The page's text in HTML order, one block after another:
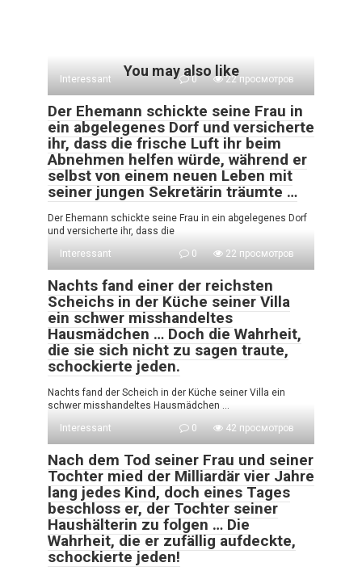
You may also like
Interessant 0 22 просмотров
Der Ehemann schickte seine Frau in
ein abgelegenes Dorf und versicherte
ihr, dass die frische Luft ihr beim
Abnehmen helfen würde, während er
selbst von einem neuen Leben mit
seiner jungen Sekretärin träumte …
Der Ehemann schickte seine Frau in ein abgelegenes Dorf
und versicherte ihr, dass die
Interessant
0 22 просмотров
Nachts fand einer der reichsten
Scheichs in der Küche seiner Villa
ein schwer misshandeltes
Hausmädchen … Doch die Wahrheit,
die sie sich nicht zu sagen traute,
schockierte jeden.
Nachts fand der Scheich in der Küche seiner Villa ein
schwer misshandeltes Hausmädchen …
Interessant
0 42 просмотров
Nach dem Tod seiner Frau und seiner
Tochter mied der Milliardär vier Jahre
lang jedes Kind, doch eines Tages
beschloss er, der Tochter seiner
Haushälterin zu folgen … Die
Wahrheit, die er zufällig aufdeckte,
schockierte jeden!